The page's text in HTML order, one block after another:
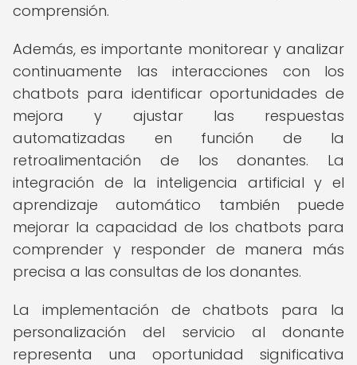
comprensión.
Además, es importante monitorear y analizar
continuamente las interacciones con los
chatbots para identificar oportunidades de
mejora y ajustar las respuestas
automatizadas en función de la
retroalimentación de los donantes. La
integración de la inteligencia artificial y el
aprendizaje automático también puede
mejorar la capacidad de los chatbots para
comprender y responder de manera más
precisa a las consultas de los donantes.
La implementación de chatbots para la
personalización del servicio al donante
representa una oportunidad significativa